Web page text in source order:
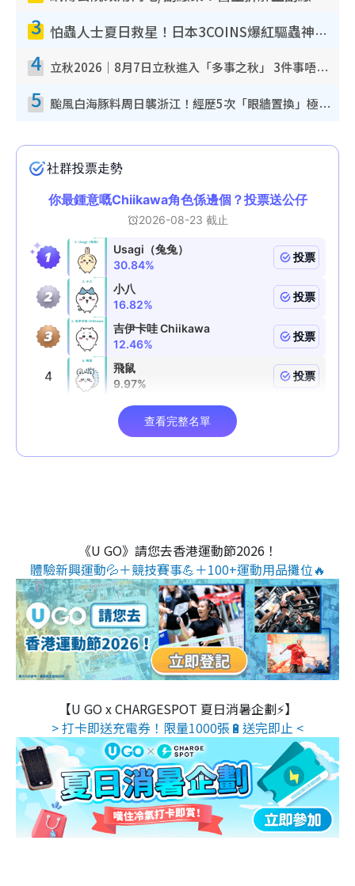
3 怕蟲人士夏日救星！日本3COINS爆紅驅蟲神器$45起 1招「全程免觸碰」輕鬆搞定小強
4 立秋2026｜8月7日立秋進入「多事之秋」 3件事唔做得！專家教6招開運 清枱頭／銀包納氣接好運
5 颱風白海豚料周日襲浙江！經歷5次「眼牆置換」極罕見 成登陸內地最長途颱風
《U GO》請您去香港運動節2026！
體驗新興運動💦＋競技賽事💪＋100+運動用品攤位🔥
【U GO x CHARGESPOT 夏日消暑企劃⚡】
> 打卡即送充電券！限量1000張🔋送完即止 <